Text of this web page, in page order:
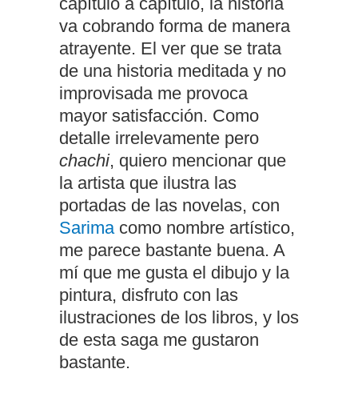
va cobrando forma de manera
atrayente. El ver que se trata
de una historia meditada y no
improvisada me provoca
mayor satisfacción. Como
detalle irrelevamente pero
chachi, quiero mencionar que
la artista que ilustra las
portadas de las novelas, con
Sarimacomo nombre artístico,
me parece bastante buena. A
mí que me gusta el dibujo y la
pintura, disfruto con las
ilustraciones de los libros, y los
de esta saga me gustaron
bastante.